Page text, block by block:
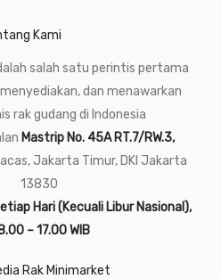
Kami
salah satu perintis pertama
dan menawarkan
rak gudang di Indonesia
Mastrip No. 45A RT.7/RW.3,
Jakarta Timur, DKI Jakarta
13830
Hari (Kecuali Libur Nasional),
– 17.00 WIB
Rak Minimarket